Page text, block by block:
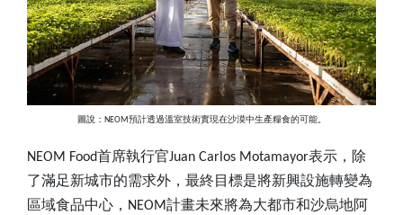
圖說： NEOM預計透過溫室技術實現在沙漠中生產糧食的可能。
NEOM Food首席執行官Juan Carlos Motamayor表示，除
了滿足新城市的需求外，最終目標是將新興設施轉變為
區域食品中心， NEOM計畫未來將為大都市和沙烏地阿